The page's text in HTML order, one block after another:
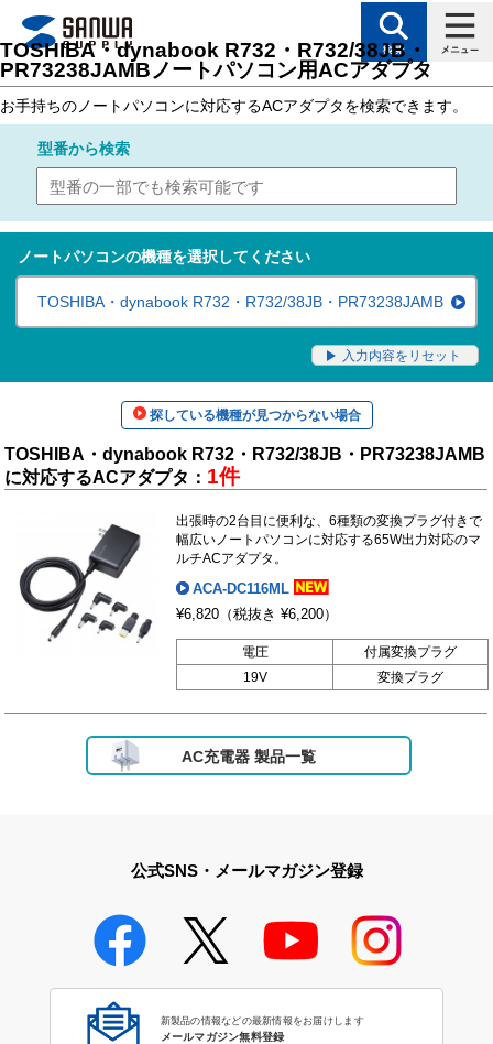
トップページ>サポート > ノートパソコン用
TOSHIBA・dynabook R732・R732/38JB・
PR73238JAMBノートパソコン用ACアダプタ
お手持ちのノートパソコンに対応するACアダプタを検索できます。
型番から検索
ノートパソコンの機種を選択してください
TOSHIBA・dynabook R732・R732/38JB・PR73238JAMB
入力内容をリセット
探している機種が見つからない場合
TOSHIBA・dynabook R732・R732/38JB・PR73238JAMB
に対応するACアダプタ： 1件
出張時の2台目に便利な、6種類の変換プラグ付きで
幅広いノートパソコンに対応する65W出力対応のマ
ルチACアダプタ。
ACA-DC116ML
¥6,820 （税抜き ¥6,200）
電圧
付属変換プラグ
19V
変換プラグ
AC充電器 製品一覧
公式SNS・メールマガジン登録
新製品の情報などの最新情報をお届けします
メールマガジン無料登録